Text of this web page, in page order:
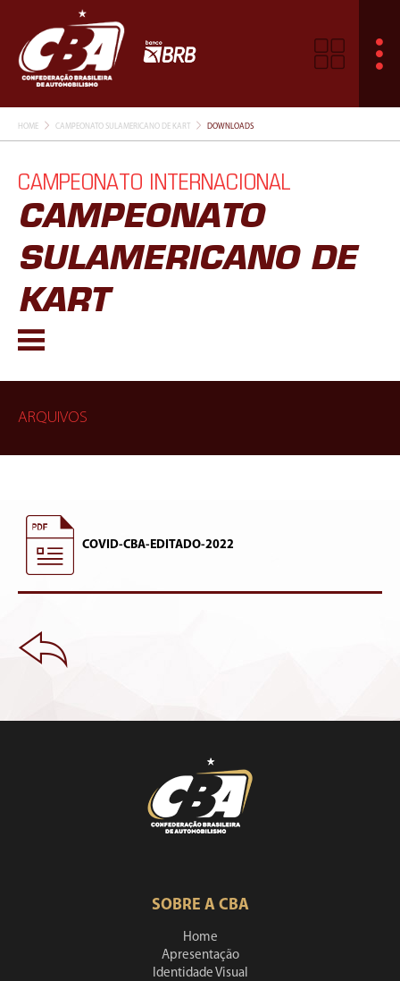
HOME CAMPEONATO SULAMERICANO DE KART DOWNLOADS
CAMPEONATO INTERNACIONAL
CAMPEONATO
SULAMERICANO DE
KART
ARQUIVOS
COVID-CBA-EDITADO-2022
SOBRE A CBA
Home
Apresentação
Identidade Visual